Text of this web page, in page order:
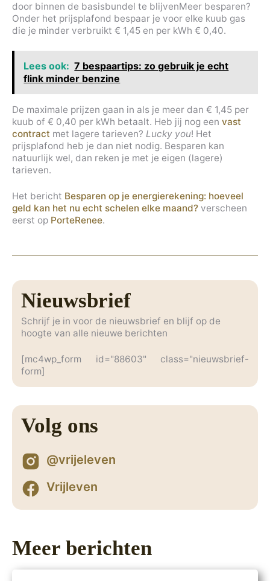
door binnen de basisbundel te blijvenMeer besparen?
Onder het prijsplafond bespaar je voor elke kuub gas
die je minder verbruikt € 1,45 en per kWh € 0,40.
Lees ook: 7 bespaartips: zo gebruik je echt
flink minder benzine
De maximale prijzen gaan in als je meer dan € 1,45 per
kuub of € 0,40 per kWh betaalt. Heb jij nog een vast
contract met lagere tarieven? Lucky you! Het
prijsplafond heb je dan niet nodig. Besparen kan
natuurlijk wel, dan reken je met je eigen (lagere)
tarieven.
Het bericht Besparen op je energierekening: hoeveel
geld kan het nu echt schelen elke maand? verscheen
eerst op PorteRenee.
Nieuwsbrief
Schrijf je in voor de nieuwsbrief en blijf op de
hoogte van alle nieuwe berichten
[mc4wp_form id="88603" class="nieuwsbrief-
form]
Volg ons
@vrijeleven
Vrijleven
Meer berichten